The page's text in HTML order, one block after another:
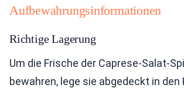
Aufbewahrungsinformationen
Richtige Lagerung
Um die Frische der Caprese-Salat-
bewahren, lege sie abgedeckt in den